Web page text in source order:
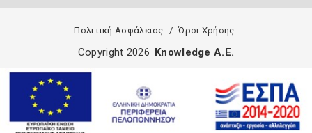
Πολιτική Ασφάλειας Όροι Χρήσης
Copyright 2026 Knowledge A.E.